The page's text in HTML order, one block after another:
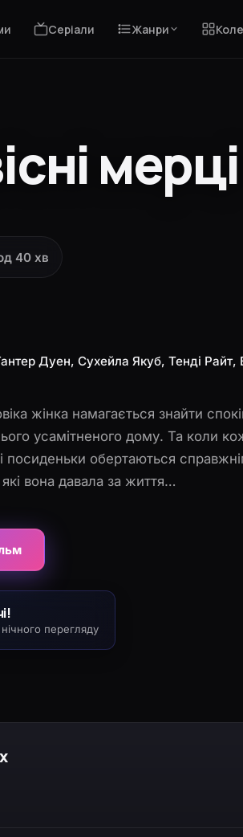
Серіали Жанри
40 хв
Дуен, Сухейла Якуб, Тенді
жінка намагається знайти
усамітненого дому. Та коли
посиденьки обертаються
які вона давала за життя…
перегляду